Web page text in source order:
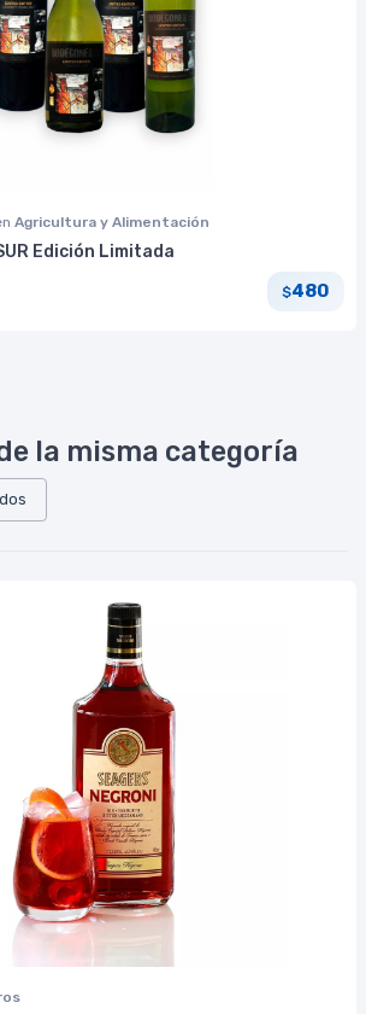
Agricultura y Alimentación
Edición Limitada
$480
la misma categoría